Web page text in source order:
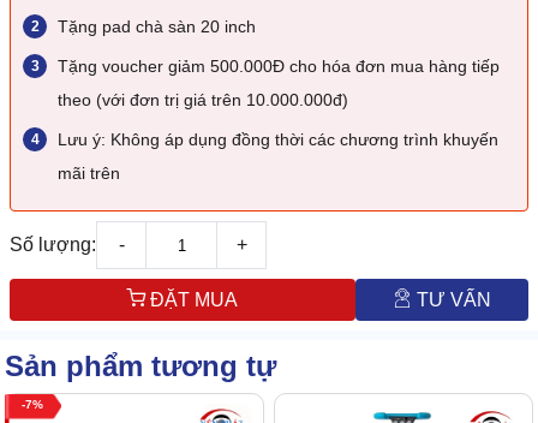
Tặng pad chà sàn 20 inch
Tặng voucher giảm 500.000Đ cho hóa đơn mua hàng tiếp
theo (với đơn trị giá trên 10.000.000đ)
Lưu ý: Không áp dụng đồng thời các chương trình khuyến
mãi trên
Số lượng: - +
ĐẶT MUA TƯ VẤN
Sản phẩm tương tự
7